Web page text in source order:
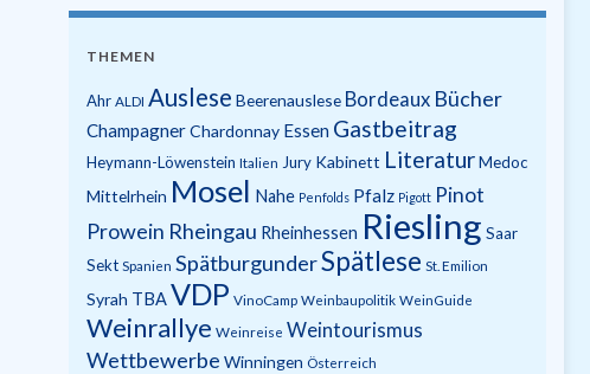
THEMEN
Ahr ALDI Auslese Beerenauslese Bordeaux Bücher
ChampagnerChardonnay Essen Gastbeitrag
Heymann-Löwenstein Italien Jury Kabinett Literatur Medoc
Mittelrhein Mosel Nahe Penfolds Pfalz Pigott Pinot
Prowein Rheingau Rheinhessen Riesling Saar
Sekt Spanien SpätburgunderSpätlese St. Emilion
Syrah TBAVDP VinoCamp Weinbaupolitik WeinGuide
Weinrallye Weinreise Weintourismus
Wettbewerbe Winningen Österreich